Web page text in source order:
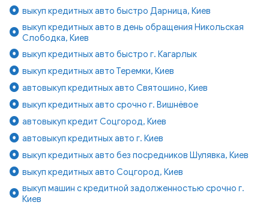
выкуп кредитных авто быстро Дарница, Киев
выкуп кредитных авто в день обращения Никольская
Слободка, Киев
выкуп кредитных авто быстро г. Кагарлык
выкуп кредитных авто Теремки, Киев
автовыкуп кредитных авто Святошино, Киев
выкуп кредитных авто срочно г. Вишнёвое
автовыкуп кредит Соцгород, Киев
автовыкуп кредитных авто г. Киев
выкуп кредитных авто без посредников Шулявка, Киев
выкуп кредитных авто Соцгород, Киев
выкуп машин с кредитной задолженностью срочно г.
Киев